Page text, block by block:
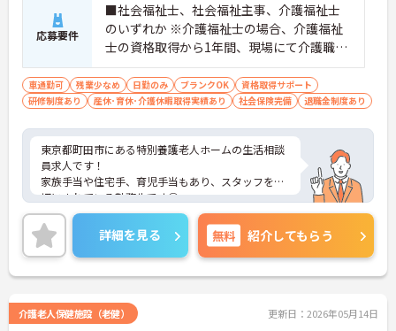
応募要件
■社会福祉士、社会福祉主事、介護福祉士
のいずれか ※介護福祉士の場合、介護福祉
士の資格取得から1年間、現場にて介護職経
験必須 ■普通自動車運転免許必須
車通勤可 残業少なめ 日勤のみ ブランクOK
資格取得サポート
研修制度あり
産休･育休･介護休暇取得実績あり 社会保険完備 退職金制度あり
東京都町田市にある特別養護老人ホームの生活相談
員求人です！
家族手当や住宅手、育児手当もあり、スタッフを大
切にされている勤務先です◎
ご興味ある方には、面接対策ポイントなど、詳細を
お話しいたしますのでお気軽にご相談ください。
詳細を見る 無料 紹介してもらう
介護老人保健施設（老健） 更新日：2026年05月14日